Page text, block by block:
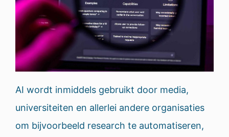
AI wordt inmiddels gebruikt door media,
universiteiten en allerlei andere organisaties
om bijvoorbeeld research te automatiseren,